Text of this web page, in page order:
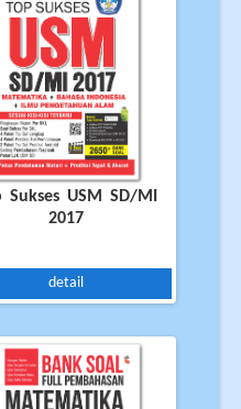
Sukses USM SD/MI
2017
detail